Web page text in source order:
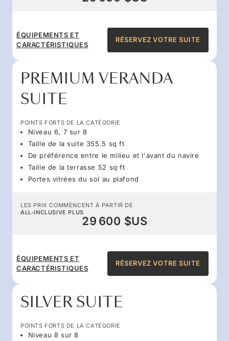
ÉQUIPEMENTS ET
CARACTÉRISTIQUES
RÉSERVEZ VOTRE SUITE
PREMIUM VERANDA
SUITE
POINTS FORTS DE LA CATÉGORIE
Niveau 6, 7 sur 8
Taille de la suite 355.5 sq ft
De préférence entre le milieu et l'avant du navire
Taille de la terrasse 52 sq ft
Portes vitrées du sol au plafond
LES PRIX COMMENCENT À PARTIR DE
ALL-INCLUSIVE PLUS
29 600 $US
ÉQUIPEMENTS ET
CARACTÉRISTIQUES
RÉSERVEZ VOTRE SUITE
SILVER SUITE
POINTS FORTS DE LA CATÉGORIE
Niveau 8 sur 8